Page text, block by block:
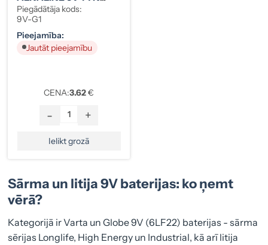
6LF22 (1811-8740358)
Piegādātāja kods:
9V-G1
Pieejamība:
Jautāt pieejamību
CENA:3.62€
- +
Ielikt grozā
Sārma un litija 9V baterijas: ko ņemt
vērā?
Kategorijā ir Varta un Globe 9V (6LF22) baterijas - sārma
sērijas Longlife, High Energy un Industrial, kā arī litija